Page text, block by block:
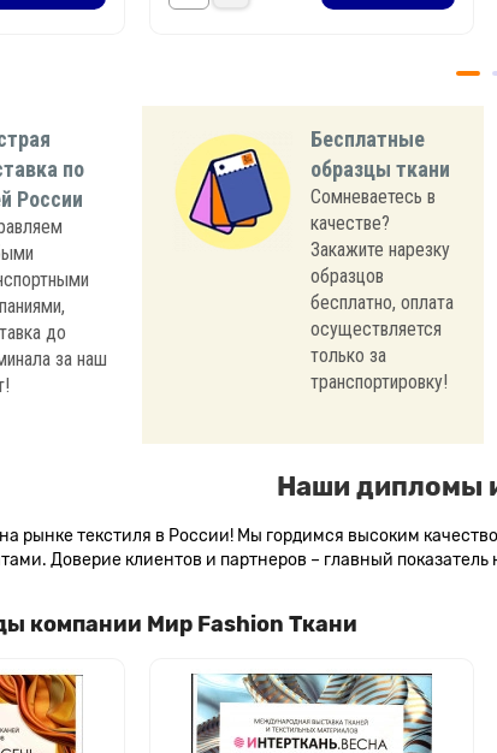
по
России
до
за наш
Бесплатные
образцы ткани
Сомневаетесь в
качестве?
Закажите нарезку
образцов
бесплатно, оплата
осуществляется
только за
транспортировку!
Наши дипломы
рынке текстиля в России! Мы гордимся высоким
Доверие клиентов и партнеров – главный показатель
компании Мир Fashion Ткани